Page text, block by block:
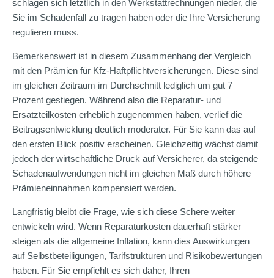
schlagen sich letztlich in den Werkstattrechnungen nieder, die
Sie im Schadenfall zu tragen haben oder die Ihre Versicherung
regulieren muss.
Bemerkenswert ist in diesem Zusammenhang der Vergleich
mit den Prämien für Kfz-Haftpflichtversicherungen. Diese sind
im gleichen Zeitraum im Durchschnitt lediglich um gut 7
Prozent gestiegen. Während also die Reparatur- und
Ersatzteilkosten erheblich zugenommen haben, verlief die
Beitragsentwicklung deutlich moderater. Für Sie kann das auf
den ersten Blick positiv erscheinen. Gleichzeitig wächst damit
jedoch der wirtschaftliche Druck auf Versicherer, da steigende
Schadenaufwendungen nicht im gleichen Maß durch höhere
Prämieneinnahmen kompensiert werden.
Langfristig bleibt die Frage, wie sich diese Schere weiter
entwickeln wird. Wenn Reparaturkosten dauerhaft stärker
steigen als die allgemeine Inflation, kann dies Auswirkungen
auf Selbstbeteiligungen, Tarifstrukturen und Risikobewertungen
haben. Für Sie empfiehlt es sich daher, Ihren